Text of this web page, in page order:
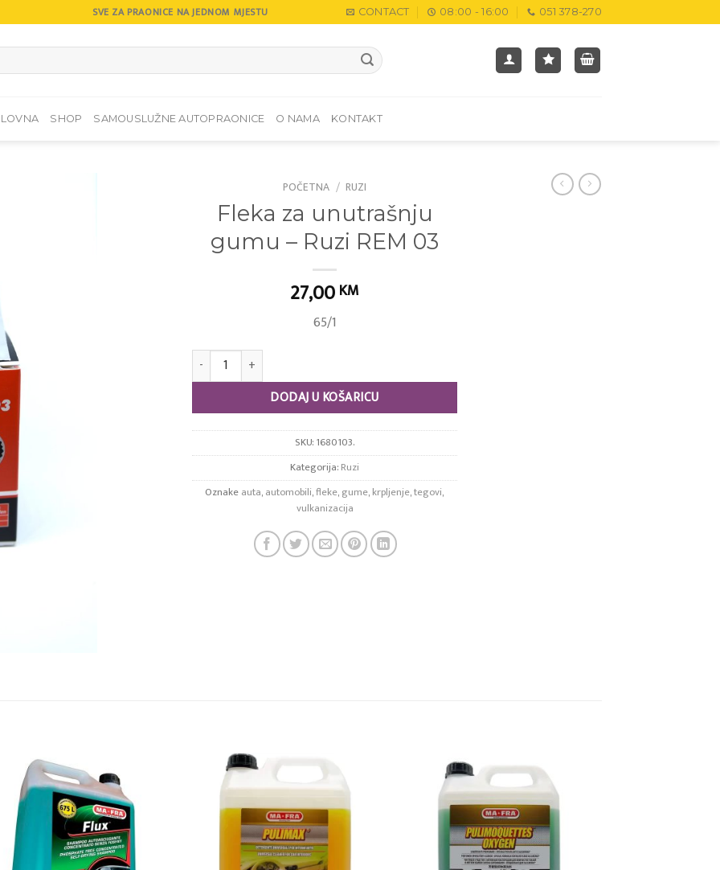
SVE ZA PRAONICE NA JEDNOM MJESTU CONTACT 08:00 - 16:00 051 378-270
SHOP SAMOUSLUŽNE AUTOPRAONICE O NAMA KONTAKT
POČETNA / RUZI
Fleka za unutrašnju
gumu – Ruzi REM 03
27,00 KM
65/1
Fleka za unutrašnju gumu - Ruzi REM 03 količina
DODAJ U KOŠARICU
SKU:1680103.
Kategorija:Ruzi
Oznakeauta,automobili,fleke,gume,krpljenje,tegovi,
vulkanizacija
Add to
wishlist wishlist
Add to
wishlist